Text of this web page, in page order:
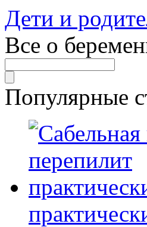
Дети и
Все о
Популярные